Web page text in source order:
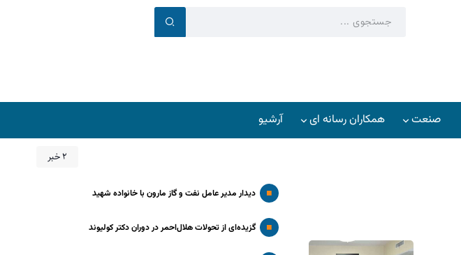
صنعت همکاران رسانه ای آرشیو
2 خبر
دیدار مدیر عامل نفت و گاز مارون با خانواده شهید
گزیده‌ای از تحولات هلال‌احمر در دوران دکتر کولیوند